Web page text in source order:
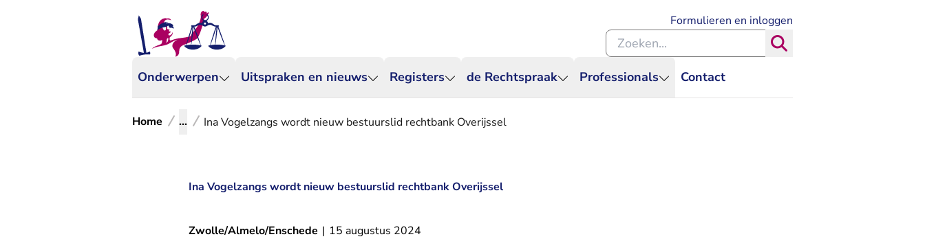
Onderwerpen Uitspraken en nieuws Registers de Rechtspraak Professionals Contact
Formulieren en inloggen
Zoeken binnen de Rechtspraak
Home ... Ina Vogelzangs wordt nieuw bestuurslid rechtbank Overijssel
Ina Vogelzangs wordt nieuw bestuurslid rechtbank Overijssel
Zwolle/Almelo/Enschede | 15 augustus 2024